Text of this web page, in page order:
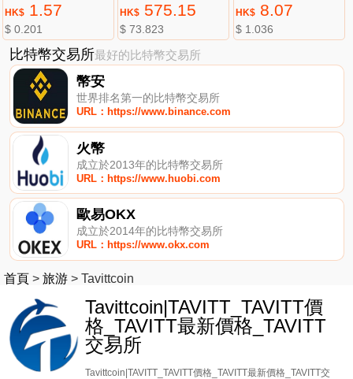
HK$1.57
$ 0.201
HK$ 575.15
$ 73.823
HK$8.07
$ 1.036
比特幣交易所最好的比特幣交易所
幣安
世界排名第一的比特幣交易所
URL：https://www.binance.com
火幣
成立於2013年的比特幣交易所
URL：https://www.huobi.com
歐易OKX
成立於2014年的比特幣交易所
URL：https://www.okx.com
首頁 > 旅游 > Tavittcoin
Tavittcoin|TAVITT_TAVITT價
格_TAVITT最新價格_TAVITT
交易所
Tavittcoin|TAVITT_TAVITT價格_TAVITT最新價格_TAVITT交